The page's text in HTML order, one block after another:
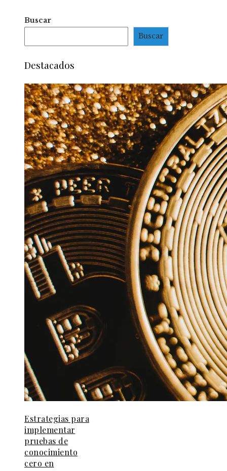
Buscar
Buscar
Destacados
Estrategias para
implementar
pruebas de
conocimiento
cero en